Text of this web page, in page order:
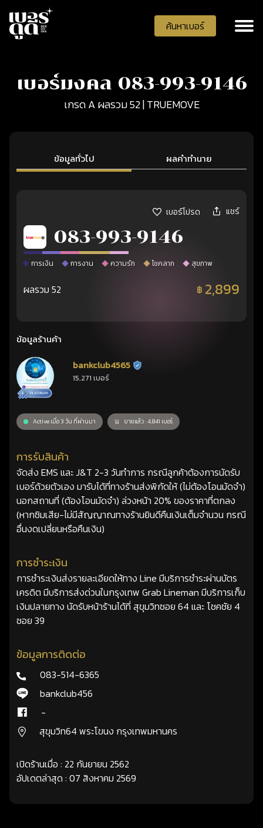
ค้นหาเบอร์
เบอร์มงคล 083-993-9146
เกรด A ผลรวม 52 | TRUEMOVE
ข้อมูลทั่วไป ผลคำทำนาย
เบอร์โปรด แชร์
083-993-9146
การเงิน การงาน ความรัก โชคลาภ สุขภาพ
ผลรวม 52 ฿ 2,899
ข้อมูลร้านค้า
bankclub4565 ร้านยืนยันแล้ว
15,271 เบอร์
Active เมื่อ 3 วัน ที่ผ่านมา ขายแล้ว : 4,841 เบอร์
การรับสินค้า
จัดส่ง EMS และ J&T 2-3 วันทำการ กรณีลูกค้าต้องการนัดรับ
เบอร์ด้วยตัวเอง มารับได้ที่ทางร้านส่งพิกัดให้ (ไม่ต้องโอนมัดจำ)
นอกสถานที่ (ต้องโอนมัดจำ) ล่วงหน้า 20% ของราคาที่ตกลง
(หากซิมเสีย-ไม่มีสัญญาณทางร้านยินดีคืนเงินเต็มจำนวน กรณี
อื่นงดเปลี่ยนหรือคืนเงิน)
การชำระเงิน
การชำระเงินส่งรายละเอียดให้ทาง Line มีบริการชำระผ่านบัตร
เครดิต มีบริการส่งด่วนในกรุงเทพ Grab Lineman มีบริการเก็บ
เงินปลายทาง นัดรับหน้าร้านได้ที่ สุขุมวิทซอย 64 และ โชคชัย 4
ซอย 39
ข้อมูลการติดต่อ
083-514-6365
bankclub456
-
สุขุมวิท64 พระโขนง กรุงเทพมหานคร
เปิดร้านเมื่อ : 22 กันยายน 2562
อัปเดตล่าสุด : 07 สิงหาคม 2569